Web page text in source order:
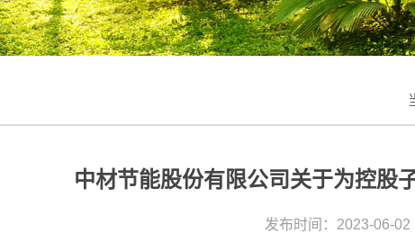
中材节能股份有限公司关于为控股
发布时间：2023-06-02